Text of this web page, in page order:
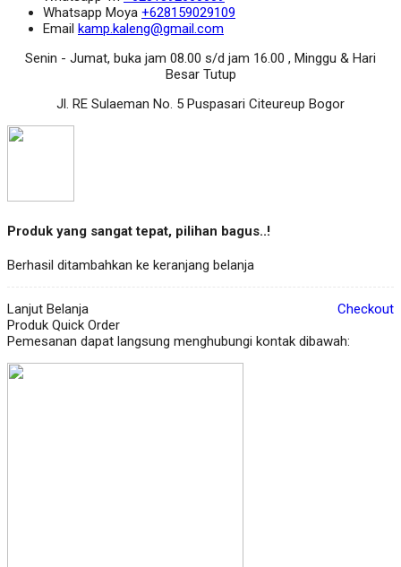
Whatsapp Moya +628159029109
Email kamp.kaleng@gmail.com
Senin - Jumat, buka jam 08.00 s/d jam 16.00 , Minggu & Hari
Besar Tutup
Jl. RE Sulaeman No. 5 Puspasari Citeureup Bogor
Produk yang sangat tepat, pilihan bagus..!
Berhasil ditambahkan ke keranjang belanja
Lanjut Belanja
Checkout
Produk Quick Order
Pemesanan dapat langsung menghubungi kontak dibawah: